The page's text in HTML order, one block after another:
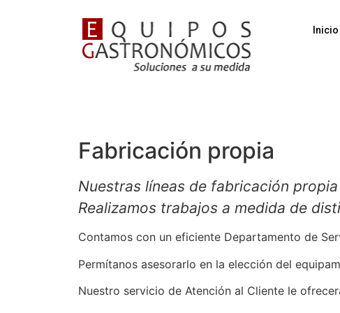
Inicio
Fabricación propia
Nuestras líneas de fabricación
Realizamos trabajos a medida de
Contamos con un eficiente Departamento de
Permítanos asesorarlo en la elección del
Nuestro servicio de Atención al Cliente le